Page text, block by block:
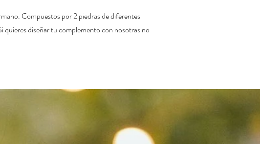
Compuestos por 2 piedras de diferentes
quieres diseñar tu complemento con nosotras no